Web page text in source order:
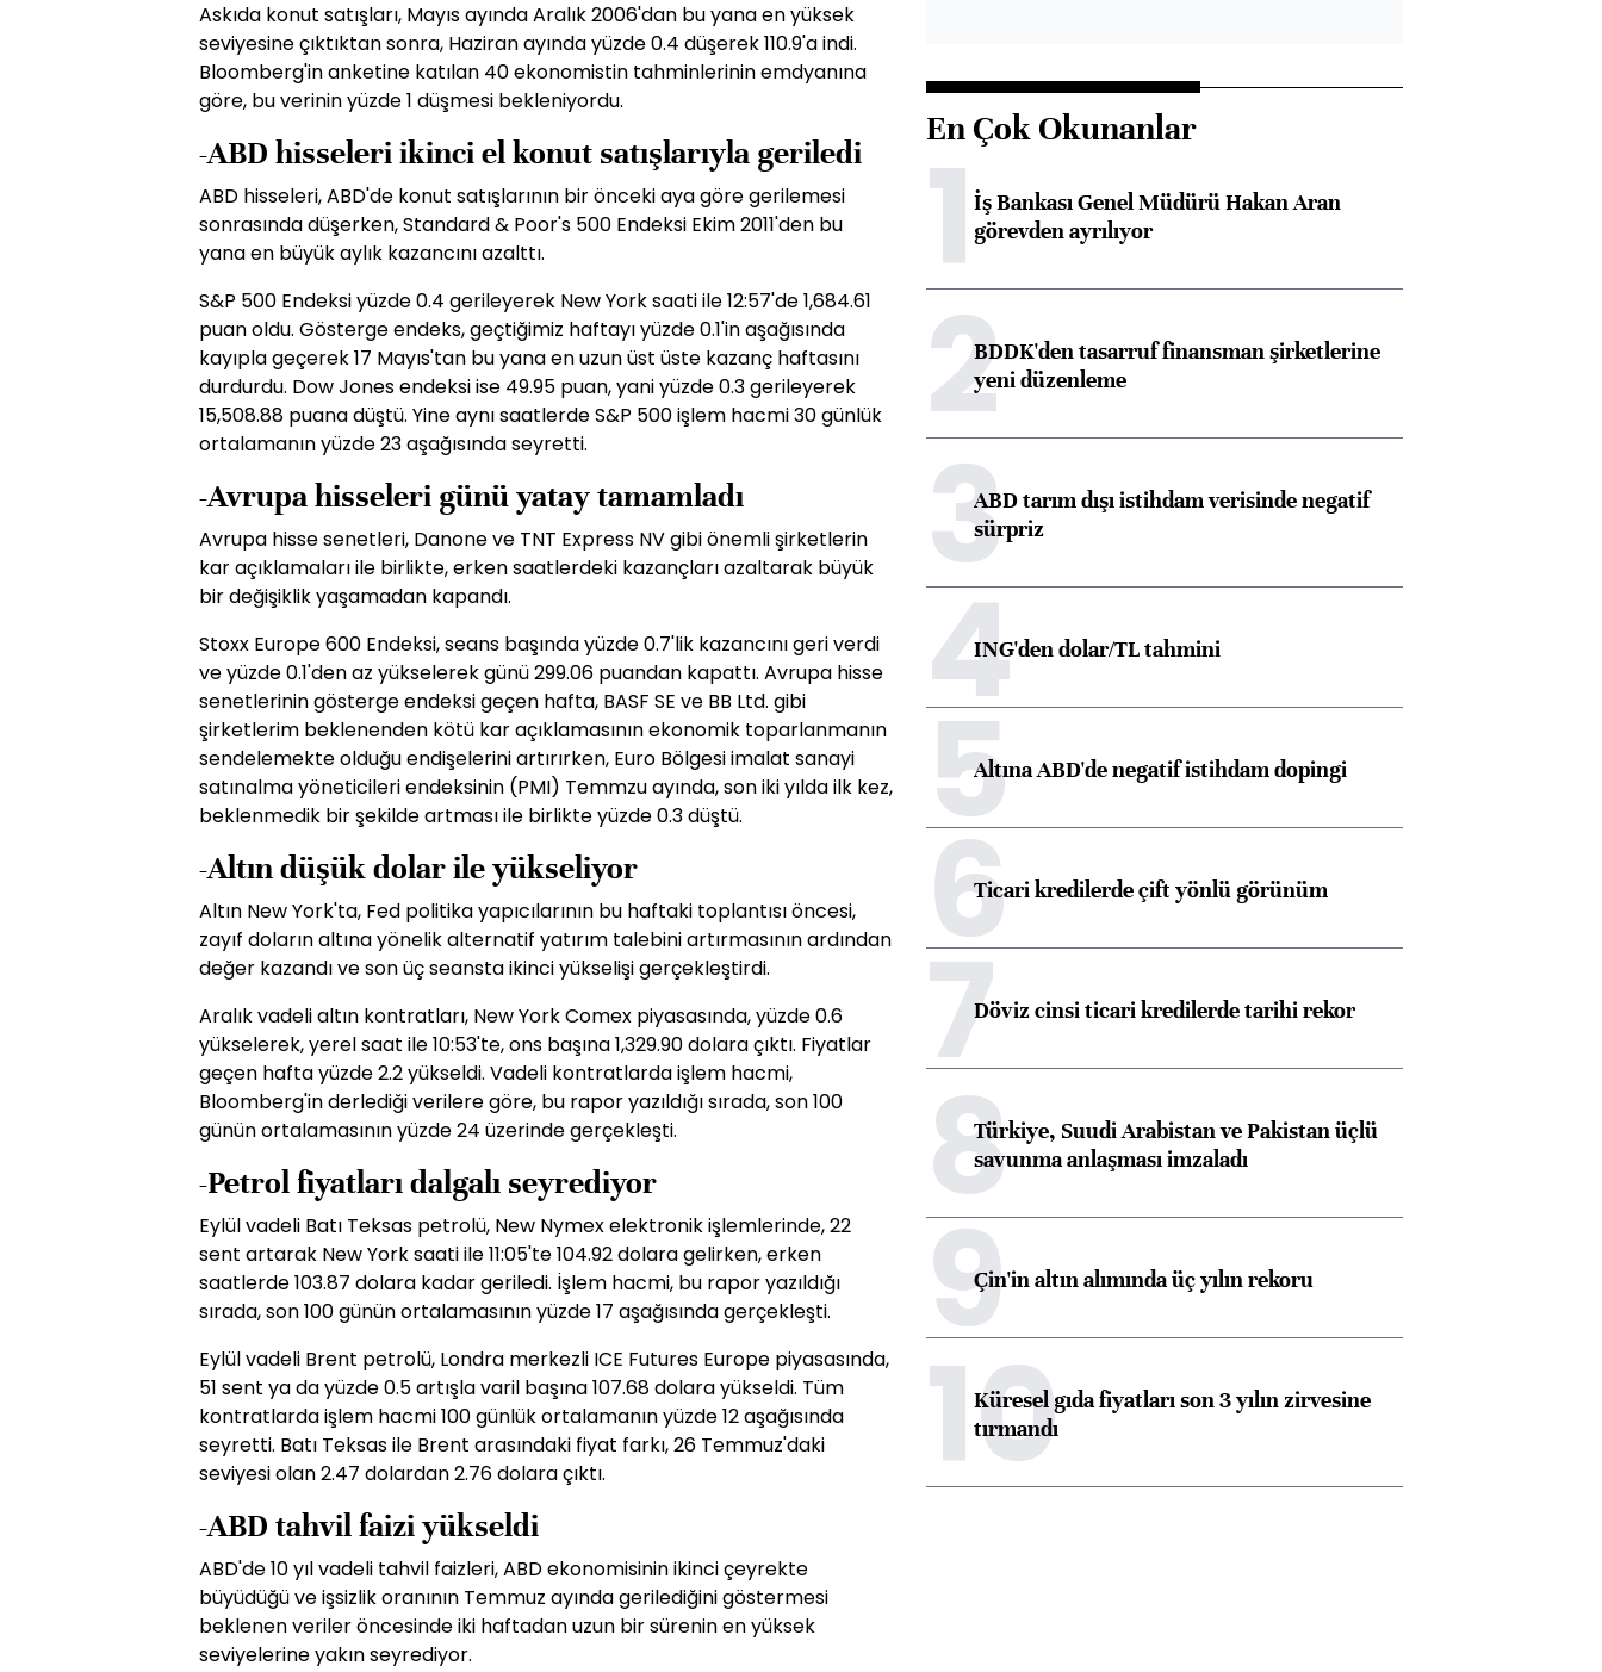
Askıda konut satışları, Mayıs ayında Aralık 2006'dan bu yana en yüksek
seviyesine çıktıktan sonra, Haziran ayında yüzde 0.4 düşerek 110.9'a indi.
Bloomberg'in anketine katılan 40 ekonomistin tahminlerinin emdyanına
göre, bu verinin yüzde 1 düşmesi bekleniyordu.
-ABD hisseleri ikinci el konut satışlarıyla geriledi
ABD hisseleri, ABD'de konut satışlarının bir önceki aya göre gerilemesi
sonrasında düşerken, Standard & Poor's 500 Endeksi Ekim 2011'den bu
yana en büyük aylık kazancını azalttı.
S&P 500 Endeksi yüzde 0.4 gerileyerek New York saati ile 12:57'de 1,684.61
puan oldu. Gösterge endeks, geçtiğimiz haftayı yüzde 0.1'in aşağısında
kayıpla geçerek 17 Mayıs'tan bu yana en uzun üst üste kazanç haftasını
durdurdu. Dow Jones endeksi ise 49.95 puan, yani yüzde 0.3 gerileyerek
15,508.88 puana düştü. Yine aynı saatlerde S&P 500 işlem hacmi 30 günlük
ortalamanın yüzde 23 aşağısında seyretti.
-Avrupa hisseleri günü yatay tamamladı
Avrupa hisse senetleri, Danone ve TNT Express NV gibi önemli şirketlerin
kar açıklamaları ile birlikte, erken saatlerdeki kazançları azaltarak büyük
bir değişiklik yaşamadan kapandı.
Stoxx Europe 600 Endeksi, seans başında yüzde 0.7'lik kazancını geri verdi
ve yüzde 0.1'den az yükselerek günü 299.06 puandan kapattı. Avrupa hisse
senetlerinin gösterge endeksi geçen hafta, BASF SE ve BB Ltd. gibi
şirketlerim beklenenden kötü kar açıklamasının ekonomik toparlanmanın
sendelemekte olduğu endişelerini artırırken, Euro Bölgesi imalat sanayi
satınalma yöneticileri endeksinin (PMI) Temmzu ayında, son iki yılda ilk kez,
beklenmedik bir şekilde artması ile birlikte yüzde 0.3 düştü.
-Altın düşük dolar ile yükseliyor
Altın New York'ta, Fed politika yapıcılarının bu haftaki toplantısı öncesi,
zayıf doların altına yönelik alternatif yatırım talebini artırmasının ardından
değer kazandı ve son üç seansta ikinci yükselişi gerçekleştirdi.
Aralık vadeli altın kontratları, New York Comex piyasasında, yüzde 0.6
yükselerek, yerel saat ile 10:53'te, ons başına 1,329.90 dolara çıktı. Fiyatlar
geçen hafta yüzde 2.2 yükseldi. Vadeli kontratlarda işlem hacmi,
Bloomberg'in derlediği verilere göre, bu rapor yazıldığı sırada, son 100
günün ortalamasının yüzde 24 üzerinde gerçekleşti.
-Petrol fiyatları dalgalı seyrediyor
Eylül vadeli Batı Teksas petrolü, New Nymex elektronik işlemlerinde, 22
sent artarak New York saati ile 11:05'te 104.92 dolara gelirken, erken
saatlerde 103.87 dolara kadar geriledi. İşlem hacmi, bu rapor yazıldığı
sırada, son 100 günün ortalamasının yüzde 17 aşağısında gerçekleşti.
Eylül vadeli Brent petrolü, Londra merkezli ICE Futures Europe piyasasında,
51 sent ya da yüzde 0.5 artışla varil başına 107.68 dolara yükseldi. Tüm
kontratlarda işlem hacmi 100 günlük ortalamanın yüzde 12 aşağısında
seyretti. Batı Teksas ile Brent arasındaki fiyat farkı, 26 Temmuz'daki
seviyesi olan 2.47 dolardan 2.76 dolara çıktı.
-ABD tahvil faizi yükseldi
ABD'de 10 yıl vadeli tahvil faizleri, ABD ekonomisinin ikinci çeyrekte
büyüdüğü ve işsizlik oranının Temmuz ayında gerilediğini göstermesi
beklenen veriler öncesinde iki haftadan uzun bir sürenin en yüksek
seviyelerine yakın seyrediyor.
En Çok Okunanlar
1İş Bankası Genel Müdürü Hakan Aran
görevden ayrılıyor
2BDDK'den tasarruf finansman şirketlerine
yeni düzenleme
3ABD tarım dışı istihdam verisinde negatif
sürpriz
4ING'den dolar/TL tahmini
5Altına ABD'de negatif istihdam dopingi
6Ticari kredilerde çift yönlü görünüm
7Döviz cinsi ticari kredilerde tarihi rekor
8Türkiye, Suudi Arabistan ve Pakistan üçlü
savunma anlaşması imzaladı
9Çin'in altın alımında üç yılın rekoru
10
Küresel gıda fiyatları son 3 yılın zirvesine
tırmandı